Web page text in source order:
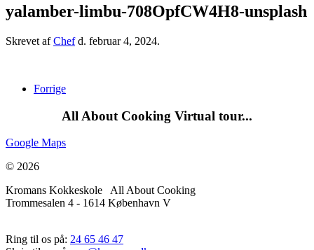
yalamber-limbu-708OpfCW4H8-unsplash
Skrevet afChefd. februar 4, 2024.
Forrige
All About Cooking Virtual tour...
Google Maps
© 2026
Kromans Kokkeskole All About Cooking
Trommesalen 4 - 1614 København V
Ring til os på: 24 65 46 47